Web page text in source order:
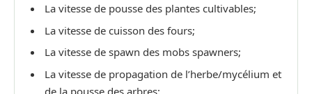
La vitesse de pousse des plantes cultivables;
La vitesse de cuisson des fours;
La vitesse de spawn des mobs spawners;
La vitesse de propagation de l’herbe/mycélium et